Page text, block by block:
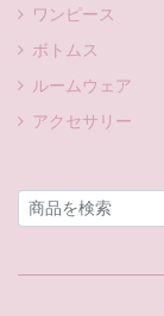
ワンピース
ボトムス
ルームウェア
アクセサリー